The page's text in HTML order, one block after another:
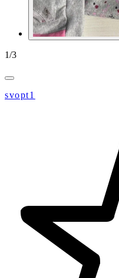
1/3
svopt1